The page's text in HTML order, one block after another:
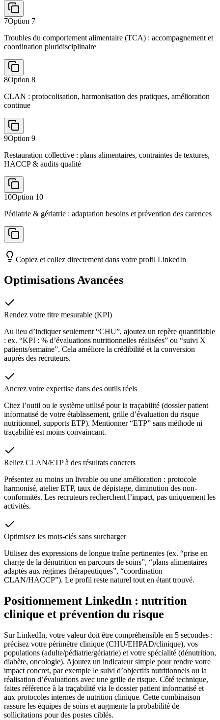
7Option 7
Troubles du comportement alimentaire (TCA) : accompagnement et
coordination pluridisciplinaire
8Option 8
CLAN : protocolisation, harmonisation des pratiques, amélioration
continue
9Option 9
Restauration collective : plans alimentaires, contraintes de textures,
HACCP & audits qualité
10Option 10
Pédiatrie & gériatrie : adaptation besoins et prévention des carences
Copiez et collez directement dans votre profil LinkedIn
Optimisations Avancées
Rendez votre titre mesurable (KPI)
Au lieu d’indiquer seulement “CHU”, ajoutez un repère quantifiable
: ex. “KPI : % d’évaluations nutritionnelles réalisées” ou “suivi X
patients/semaine”. Cela améliore la crédibilité et la conversion
auprès des recruteurs.
Ancrez votre expertise dans des outils réels
Citez l’outil ou le système utilisé pour la traçabilité (dossier patient
informatisé de votre établissement, grille d’évaluation du risque
nutritionnel, supports ETP). Mentionner “ETP” sans méthode ni
traçabilité est moins convaincant.
Reliez CLAN/ETP à des résultats concrets
Présentez au moins un livrable ou une amélioration : protocole
harmonisé, atelier ETP, taux de dépistage, diminution des non-
conformités. Les recruteurs recherchent l’impact, pas uniquement les
activités.
Optimisez les mots-clés sans surcharger
Utilisez des expressions de longue traîne pertinentes (ex. “prise en
charge de la dénutrition en parcours de soins”, “plans alimentaires
adaptés aux régimes thérapeutiques”, “coordination
CLAN/HACCP”). Le profil reste naturel tout en étant trouvé.
Positionnement LinkedIn : nutrition
clinique et prévention du risque
Sur LinkedIn, votre valeur doit être compréhensible en 5 secondes :
précisez votre périmètre clinique (CHU/EHPAD/clinique), vos
populations (adulte/pédiatrie/gériatrie) et votre spécialité (dénutrition,
diabète, oncologie). Ajoutez un indicateur simple pour rendre votre
impact concret, par exemple le suivi d’objectifs nutritionnels ou la
réalisation d’évaluations avec une grille de risque. Côté technique,
faites référence à la traçabilité via le dossier patient informatisé et
aux protocoles internes de nutrition clinique. Cette combinaison
rassure les équipes de soins et augmente la probabilité de
sollicitations pour des postes ciblés.